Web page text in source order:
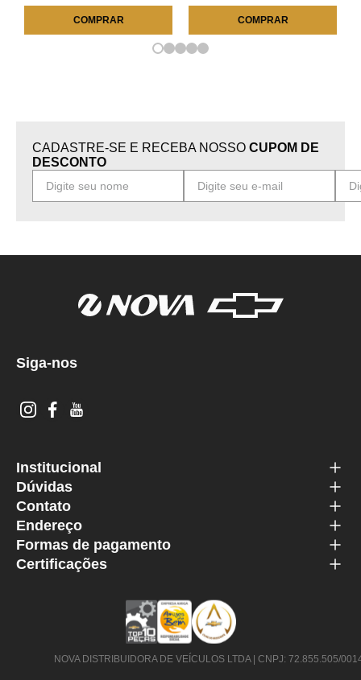
COMPRAR COMPRAR
CADASTRE-SE E RECEBA NOSSO CUPOM DE
DESCONTO
Siga-nos
Institucional
Dúvidas
Contato
Endereço
Formas de pagamento
Certificações
NOVA DISTRIBUIDORA DE VEÍCULOS LTDA | CNPJ: 72.855.505/